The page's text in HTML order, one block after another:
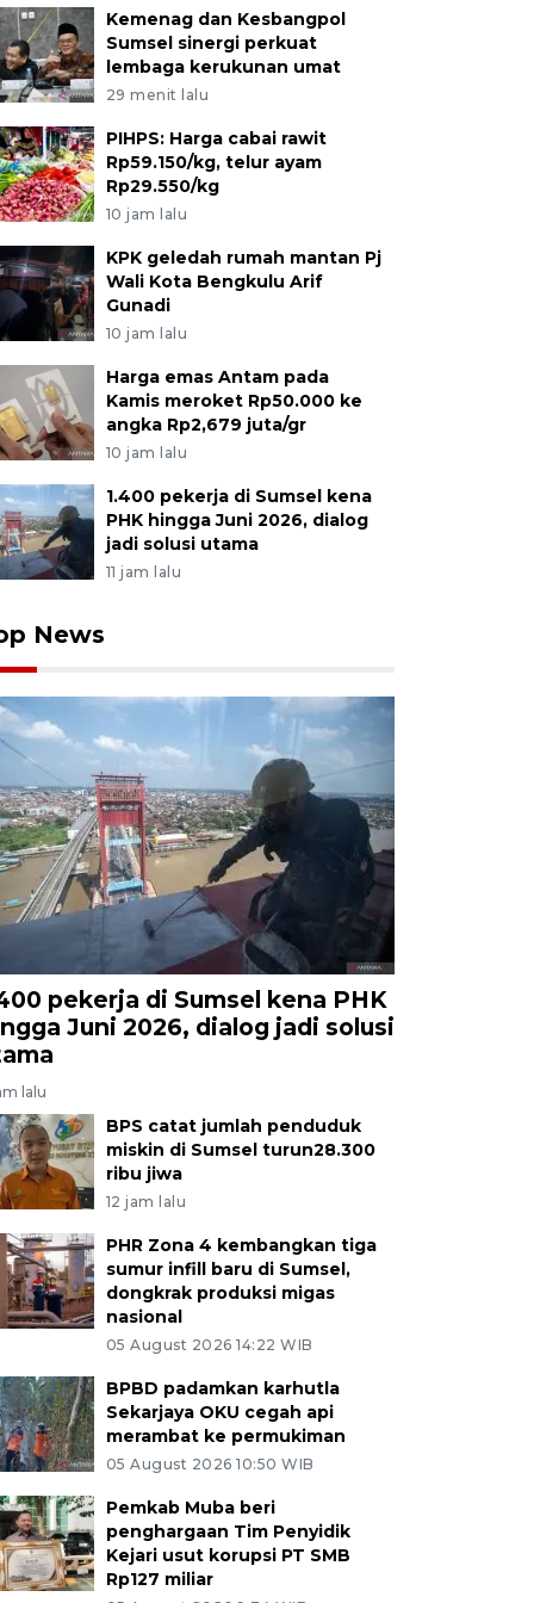
Kemenag dan Kesbangpol
Sumsel sinergi perkuat
lembaga kerukunan umat
29 menit lalu
PIHPS: Harga cabai rawit
Rp59.150/kg, telur ayam
Rp29.550/kg
10 jam lalu
KPK geledah rumah mantan Pj
Wali Kota Bengkulu Arif
Gunadi
10 jam lalu
Harga emas Antam pada
Kamis meroket Rp50.000 ke
angka Rp2,679 juta/gr
10 jam lalu
1.400 pekerja di Sumsel kena
PHK hingga Juni 2026, dialog
jadi solusi utama
11 jam lalu
News
pekerja di Sumsel kena PHK
Juni 2026, dialog jadi solusi
lalu
BPS catat jumlah penduduk
miskin di Sumsel turun28.300
ribu jiwa
12 jam lalu
PHR Zona 4 kembangkan tiga
sumur infill baru di Sumsel,
dongkrak produksi migas
nasional
05 August 2026 14:22 WIB
BPBD padamkan karhutla
Sekarjaya OKU cegah api
merambat ke permukiman
05 August 2026 10:50 WIB
Pemkab Muba beri
penghargaan Tim Penyidik
Kejari usut korupsi PT SMB
Rp127 miliar